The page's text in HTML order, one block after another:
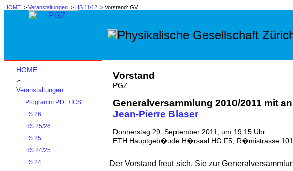
HOME > Veranstaltungen > HS 11/12 > Vorstand: GV
Physikalische Gesellschaft
HOME
Veranstaltungen
Programm PDF+ICS
FS 26
HS 25/26
FS 25
HS 24/25
FS 24
Vorstand
PGZ
Generalversammlung 2010/2011 mit
Jean-Pierre Blaser
Donnerstag 29. September 2011, um 19:15 Uhr
ETH Hauptgeb�ude H�rsaal HG F5, R�mistrasse 101
Der Vorstand freut sich, Sie zur